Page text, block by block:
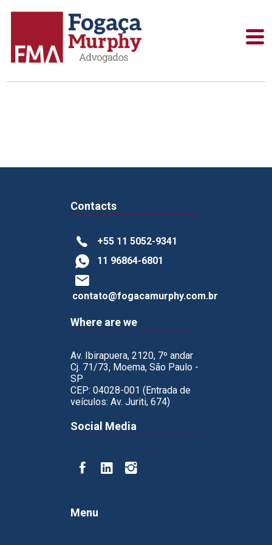
BLOG ARCHIVES
Contacts
+55 11 5052-9341
11 96864-6801
contato@fogacamurphy.com.br
Where are we
Av. Ibirapuera, 2120, 7º andar
Cj. 71/73, Moema, São Paulo -
SP
CEP: 04028-001 (Entrada de
veículos: Av. Juriti, 674)
Social Media
Menu